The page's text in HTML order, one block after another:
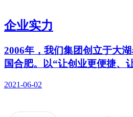
企业实力
2006年，我们集团创立于大
国合肥。以“让创业更便捷、
2021-06-02